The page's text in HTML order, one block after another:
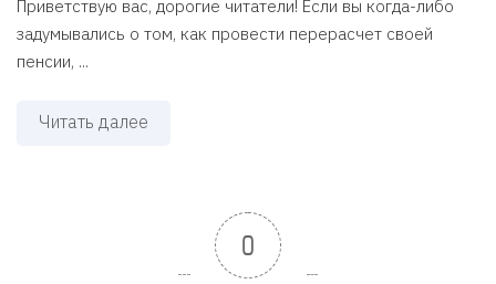
Приветствую вас, дорогие читатели! Если вы когда-либо
задумывались о том, как провести перерасчет своей
пенсии, ...
Читать далее
0